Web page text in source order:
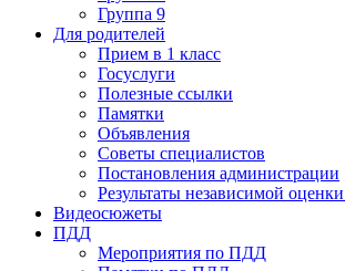
Группа 9
Для родителей
Прием в 1 класс
Госуслуги
Полезные ссылки
Памятки
Объявления
Советы специалистов
Постановления администрации
Результаты независимой
Видеосюжеты
ПДД
Мероприятия по ПДД